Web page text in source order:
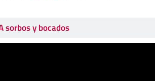
sorbos y bocados